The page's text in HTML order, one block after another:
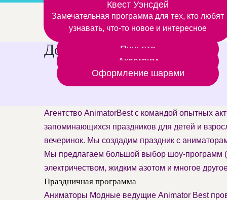
Дополнительные шоу
Вместе с аниматором открываем мир химии
и физики
Квест Уэнсдей
Замечательная программа для тех, кто любят
узнавать, что-то новое и интересное
Дополнительные услуги
Пиньята
Аквагрим
Оформление шарами
Агентство AnimatorBest с командой опытных
запоминающихся праздников для детей и
вечеринок. Мы создадим праздник с
Мы предлагаем большой выбор шоу-программ
электричеством, жидким азотом и многое
Праздничная программа
Аниматоры Модные ведущие Animator Best